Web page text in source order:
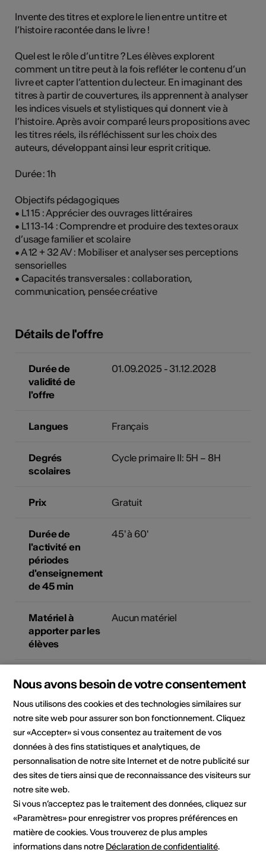
Invente des titres et explore le lien entre un titre et
l’histoire racontée dans le livre !
Quel est le rôle d’un titre ? Les élèves explorent
comment un titre peut à la fois refléter le contenu d’un
livre et capter l’attention du lecteur. En imaginant des
titres à partir de couvertures, ils apprennent à analyser
les indices visuels et stylistiques qui donnent vie à
l’histoire. Après avoir comparé leurs propositions avec
les titres réels, ils réfléchissent sur les choix des
auteurs, développant ainsi leur esprit critique.
Durée : 1h
Objectifs pédagogiques
• L1 15 : Apprécier des ouvrages littéraires
• L1 13-14 : Comprendre et produire des textes oraux
d’usage familier et scolaire
• A 12 + 32 AV : Mobiliser et analyser ses perceptions
sensorielles
• Capacités transversales : collaboration,
communication, pensée créative
Détails de l'offre
Durée de
validité de
l'offre
01.09.2025 - 31.12.2028
Langues Français
Degrés
scolaires
Cycle primaire II: 5H – 8H
Prix Gratuit
Durée de
l'activité en
périodes
d'enseignement
de 45 min
45' à 60'
Matériel à
apporter par les
élèves
Aucun matériel
écoles
préférence le matin
Sur inscription
Plus d'informations
Type de projet
Lieu de
l'activité
Médiathèque Valais St-Maurice
Av. du Simplon 6
1890 St-Maurice
Nous avons besoin de votre consentement
Nous utilisons des cookies et des technologies similaires sur
notre site web pour assurer son bon fonctionnement. Cliquez
sur «Accepter» si vous consentez au traitement de vos
données à des fins statistiques et analytiques, de
personnalisation de notre site Internet et de notre publicité sur
des sites de tiers ainsi que de reconnaissance des visiteurs sur
notre site web.
Si vous n’acceptez pas le traitement des données, cliquez sur
«Paramètres» pour enregistrer vos propres préférences en
matière de cookies. Vous trouverez de plus amples
informations dans notre Déclaration de confidentialité.